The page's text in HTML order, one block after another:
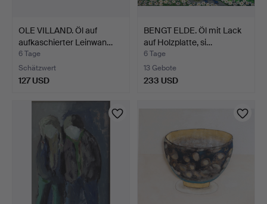
OLE VILLAND. Öl auf
aufkaschierter Leinwan…
6 Tage
Schätzwert
127 USD
BENGT ELDE. Öl mit Lack
auf Holzplatte, si…
6 Tage
13 Gebote
233 USD